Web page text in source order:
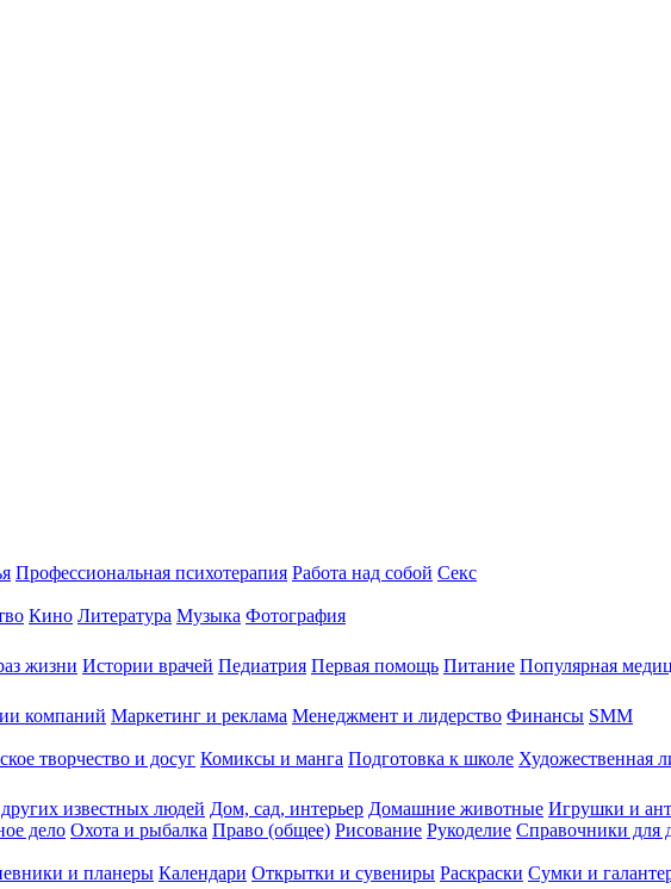
Профессиональная психотерапия Работа над собой Секс
Кино Литература Музыка Фотография
жизни Истории врачей Педиатрия Первая помощь Питание Популярная
компаний Маркетинг и реклама Менеджмент и лидерство Финансы SMM
творчество и досуг Комиксы и манга Подготовка к школе Художественная
известных людей Дом, сад, интерьер Домашние животные Игрушки и
дело Охота и рыбалка Право (общее) Рисование Рукоделие Справочники для
и планеры Календари Открытки и сувениры Раскраски Сумки и